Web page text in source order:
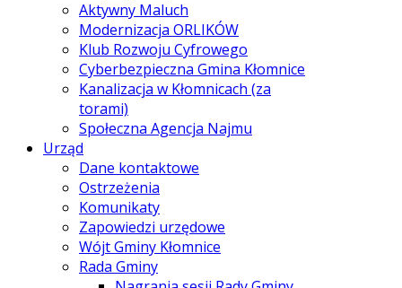
Aktywny Maluch
Modernizacja ORLIKÓW
Klub Rozwoju Cyfrowego
Cyberbezpieczna Gmina Kłomnice
Kanalizacja w Kłomnicach (za
torami)
Społeczna Agencja Najmu
Urząd
Dane kontaktowe
Ostrzeżenia
Komunikaty
Zapowiedzi urzędowe
Wójt Gminy Kłomnice
Rada Gminy